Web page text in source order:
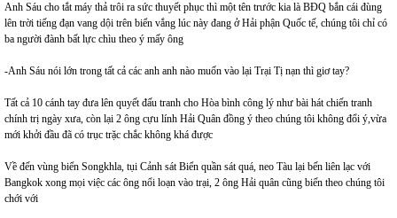
Anh Sáu cho tắt máy thả trôi ra sức thuyết phục thì một tên trước kia là BĐQ bắn cái đùng
lên trời tiếng đạn vang dội trên biển vắng lúc này đang ở Hải phận Quốc tế, chúng tôi chỉ có
ba người đành bất lực chìu theo ý mấy ông
-Anh Sáu nói lớn trong tất cả các anh anh nào muốn vào lại Trại Tị nạn thì giơ tay?
Tất cả 10 cánh tay đưa lên quyết đấu tranh cho Hòa bình công lý như bài hát chiến tranh
chính trị ngày xưa, còn lại 2 ông cựu lính Hải Quân đồng ý theo chúng tôi không đổi ý,vừa
mới khởi đầu đã có trục trặc chắc không khá được
Về đến vùng biển Songkhla, tụi Cảnh sát Biển quần sát quá, neo Tàu lại bến liên lạc với
Bangkok xong mọi việc các ông nổi loạn vào trại, 2 ông Hải quân cũng biến theo chúng tôi
chới với